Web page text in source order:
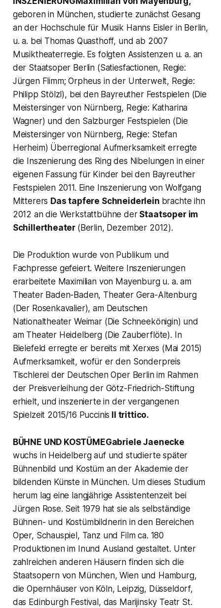
geboren in München, studierte zunächst Gesang
an der Hochschule für Musik Hanns Eisler in Berlin,
u. a. bei Thomas Quasthoff, und ab 2007
Musiktheaterregie. Es folgten Assistenzen u. a. an
der Staatsoper Berlin (Satiesfactionen, Regie:
Jürgen Flimm; Orpheus in der Unterwelt, Regie:
Philipp Stölzl), bei den Bayreuther Festspielen (Die
Meistersinger von Nürnberg, Regie: Katharina
Wagner) und den Salzburger Festspielen (Die
Meistersinger von Nürnberg, Regie: Stefan
Herheim) Überregional Aufmerksamkeit erregte
die Inszenierung des Ring des Nibelungen in einer
eigenen Fassung für Kinder bei den Bayreuther
Festspielen 2011. Eine Inszenierung von Wolfgang
Mitterers Das tapfere Schneiderlein brachte ihn
2012 an die Werkstattbühne derStaatsoper im
Schillertheater (Berlin, Dezember 2012).
Die Produktion wurde von Publikum und
Fachpresse gefeiert. Weitere Inszenierungen
erarbeitete Maximilian von Mayenburg u. a. am
Theater Baden-Baden, Theater Gera-Altenburg
(Der Rosenkavalier), am Deutschen
Nationaltheater Weimar (Die Schneekönigin) und
am Theater Heidelberg (Die Zauberflöte). In
Bielefeld erregte er bereits mit Xerxes (Mai 2015)
Aufmerksamkeit, wofür er den Sonderpreis
Tischlerei der Deutschen Oper Berlin im Rahmen
der Preisverleihung der Götz-Friedrich-Stiftung
erhielt, und inszenierte in der vergangenen
Spielzeit 2015/16 Puccinis Il trittico.
BÜHNE UND KOSTÜMEGabriele Jaenecke
wuchs in Heidelberg auf und studierte später
Bühnenbild und Kostüm an der Akademie der
bildenden Künste in München. Um dieses Studium
herum lag eine langjährige Assistentenzeit bei
Jürgen Rose. Seit 1979 hat sie als selbständige
Bühnen- und Kostümbildnerin in den Bereichen
Oper, Schauspiel, Tanz und Film ca. 180
Produktionen im Inund Ausland gestaltet. Unter
zahlreichen anderen Häusern finden sich die
Staatsopern von München, Wien und Hamburg,
die Opernhäuser von Köln, Leipzig, Düsseldorf,
das Edinburgh Festival, das Marijinsky Teatr St.